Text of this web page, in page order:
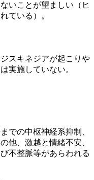
いことが望ましい（ヒ
ている）。
スキネジアが起こりや
実施していない。
での中枢神経系抑制、
他、激越と情緒不安、
不整脈等があらわれる